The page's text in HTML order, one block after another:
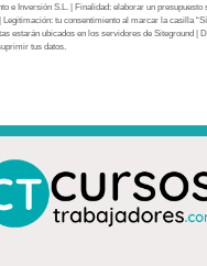
e Inversión S.L. | Finalidad: elaborar un
tu consentimiento al marcar la casilla
estarán ubicados en los servidores de Siteground |
tus datos.